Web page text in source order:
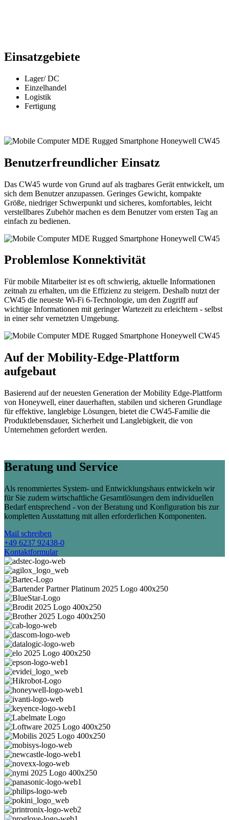
Einsatzgebiete
Lager/ DC
Einzelhandel
Logistik
Fertigung
Benutzerfreundlicher Einsatz
Das CW45 wurde von Grund auf als tragbares Gerät entwickelt, um
sich dem Benutzer anzupassen. Geringes Gewicht, kompakte
Größe, niedriger Schwerpunkt und sicheres, komfortables, leicht
verstellbares Zubehör machen es dem Benutzer vom ersten Tag an
einfach zu bedienen.
Problemlose Konnektivität
Für mobile Mitarbeiter ist es oft schwierig, aktuelle Informationen
zeitnah zu erhalten, um die Effizienz zu steigern. Deshalb nutzt der
CW45 die neueste Wi-Fi 6-Technologie, um den Zugriff auf
wichtige Informationen mit geringer Wartezeit zu erleichtern - selbst
in einer sehr vernetzten Umgebung.
Auf der Mobility-Edge-Plattform
aufgebaut
Basierend auf der neuesten Generation der Mobility Edge-Plattform
von Honeywell, einerdauerhaften, stabilen und sicheren Grundlage
für effektive, langlebige Lösungen, bietet die CW45-Familie die
Produktlebensdauer, Sicherheit und Langlebigkeit, die von
Unternehmen gefordert werden.
Beratung und Service
Als renommiertes System- und Entwicklungshaus entwickeln wir
für Sie zudem wirtschaftliche Gesamtlösungen dem individuellen
Bedarf entsprechend - von der Beratung und Konfiguration bis zur
kompletten Ausstattung mit allen erforderlichen Komponenten.
Mail schreiben
+49 6237 92438-0
Kontaktformular